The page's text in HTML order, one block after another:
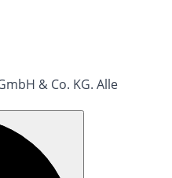
& Co. KG. Alle